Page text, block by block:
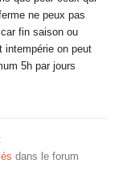
ne peux pas
fin saison ou
intempérie on peut
5h par jours
dans le forum